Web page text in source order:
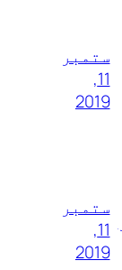
ستمبر
11,
2019
ستمبر
11,
2019